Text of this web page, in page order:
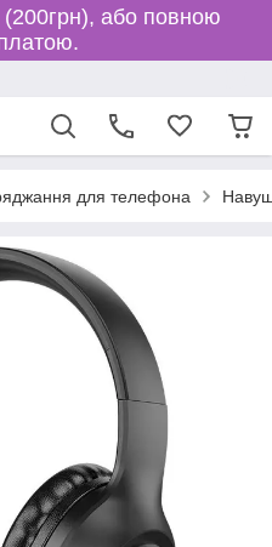
(200грн), або повною
для телефона